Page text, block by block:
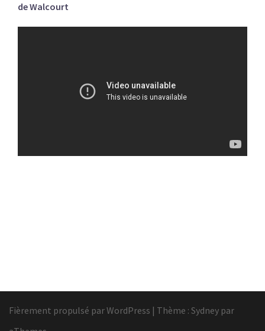
de Walcourt
Fièrement propulsé par WordPress | Thème : Sydney par